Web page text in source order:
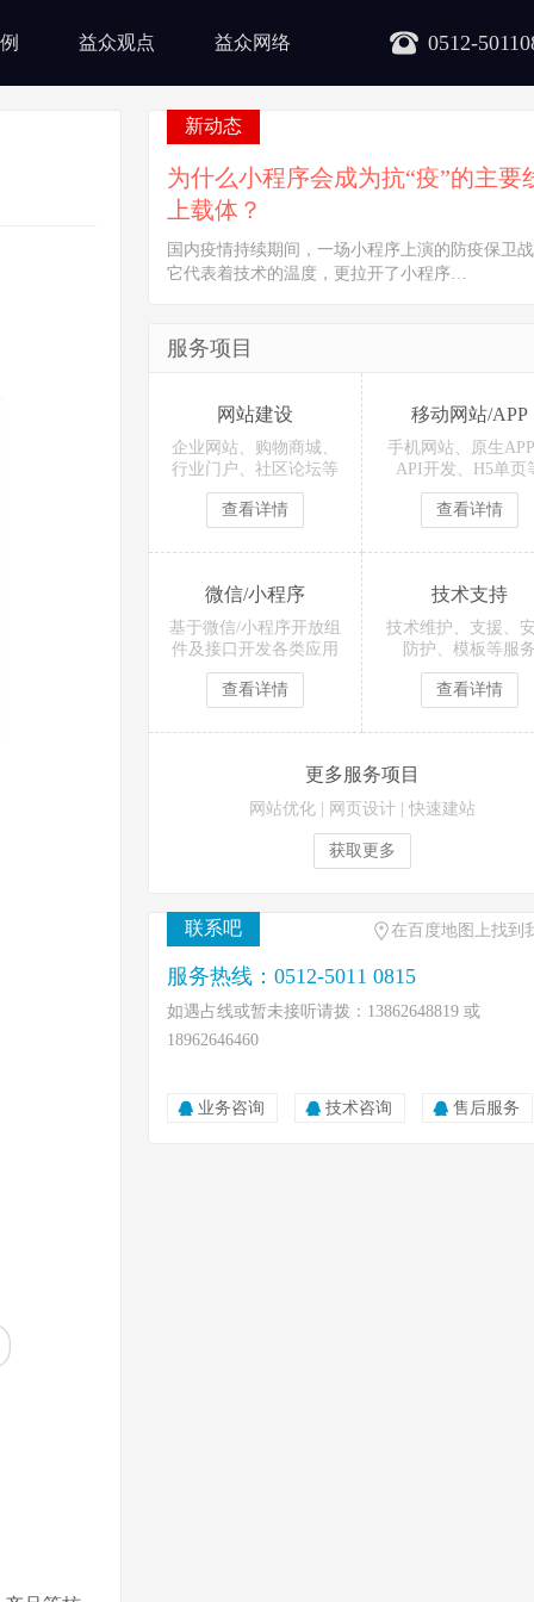
0512-
益众观点 益众网络
新动态
为什么小程序会成为抗“疫”的主要
上载体？
国内疫情持续期间，一场小程序上演的防疫保卫
它代表着技术的温度，更拉开了小程序…
服务项目
网站建设
企业网站、购物商城、
行业门户、社区论坛等
查看详情
移动网站/APP
手机网站、原生
API开发、H5单页
查看详情
微信/小程序
基于微信/小程序开放组
件及接口开发各类应用
查看详情
技术支持
技术维护、支援、
防护、模板等服
查看详情
更多服务项目
网站优化 网页设计 快速建站
获取更多
联系吧 在百度地图上找到
服务热线：0512-5011 0815
如遇占线或暂未接听请拨：13862648819 或
18962646460
业务咨询 技术咨询 售后服务